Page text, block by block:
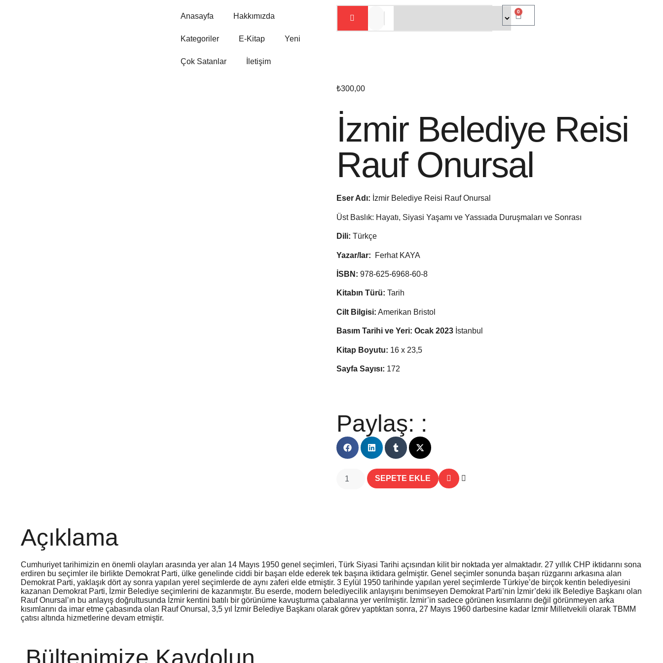
Anasayfa Hakkımızda
Kategoriler E-Kitap Yeni
Çok Satanlar İletişim
0
₺300,00
İzmir Belediye Reisi
Rauf Onursal
Eser Adı: İzmir Belediye Reisi Rauf Onursal
Üst Baslık: Hayatı, Siyasi Yaşamı ve Yassıada Duruşmaları ve Sonrası
Dili: Türkçe
Yazar/lar: Ferhat KAYA
İSBN: 978-625-6968-60-8
Kitabın Türü: Tarih
Cilt Bilgisi: Amerikan Bristol
Basım Tarihi ve Yeri: Ocak 2023 İstanbul
Kitap Boyutu: 16 x 23,5
Sayfa Sayısı: 172
Paylaş: :
SEPETE EKLE
Açıklama
Cumhuriyet tarihimizin en önemli olayları arasında yer alan 14 Mayıs 1950 genel seçimleri, Türk Siyasi Tarihi açısından kilit bir noktada yer almaktadır. 27 yıllık CHP iktidarını sona
erdiren bu seçimler ile birlikte Demokrat Parti, ülke genelinde ciddi bir başarı elde ederek tek başına iktidara gelmiştir. Genel seçimler sonunda başarı rüzgarını arkasına alan
Demokrat Parti, yaklaşık dört ay sonra yapılan yerel seçimlerde de aynı zaferi elde etmiştir. 3 Eylül 1950 tarihinde yapılan yerel seçimlerde Türkiye’de birçok kentin belediyesini
kazanan Demokrat Parti, İzmir Belediye seçimlerini de kazanmıştır. Bu eserde, modern belediyecilik anlayışını benimseyen Demokrat Parti’nin İzmir’deki ilk Belediye Başkanı olan
Rauf Onursal’ın bu anlayış doğrultusunda İzmir kentini batılı bir görünüme kavuşturma çabalarına yer verilmiştir. İzmir’in sadece görünen kısımlarını değil görünmeyen arka
kısımlarını da imar etme çabasında olan Rauf Onursal, 3,5 yıl İzmir Belediye Başkanı olarak görev yaptıktan sonra, 27 Mayıs 1960 darbesine kadar İzmir Milletvekili olarak TBMM
çatısı altında hizmetlerine devam etmiştir.
Bültenimize Kaydolun